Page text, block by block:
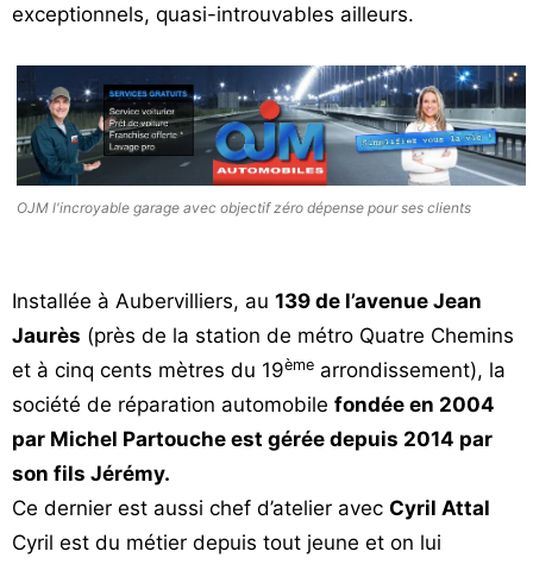
exceptionnels, quasi-introuvables ailleurs.
OJM l'incroyable garage avec objectif zéro dépense pour ses clients
Installée à Aubervilliers, au 139 de l’avenue Jean
Jaurès (près de la station de métro Quatre Chemins
et à cinq cents mètres du 19ème arrondissement), la
société de réparation automobile fondée en 2004
par Michel Partouche est gérée depuis 2014 par
son fils Jérémy.
Ce dernier est aussi chef d’atelier avec Cyril Attal
Cyril est du métier depuis tout jeune et on lui